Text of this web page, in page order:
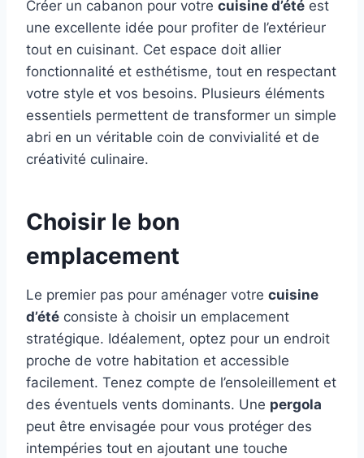
Créer un cabanon pour votre cuisine d’été est
une excellente idée pour profiter de l’extérieur
tout en cuisinant. Cet espace doit allier
fonctionnalité et esthétisme, tout en respectant
votre style et vos besoins. Plusieurs éléments
essentiels permettent de transformer un simple
abri en un véritable coin de convivialité et de
créativité culinaire.
Choisir le bon
emplacement
Le premier pas pour aménager votre cuisine
d’été consiste à choisir un emplacement
stratégique. Idéalement, optez pour un endroit
proche de votre habitation et accessible
facilement. Tenez compte de l’ensoleillement et
des éventuels vents dominants. Une pergola
peut être envisagée pour vous protéger des
intempéries tout en ajoutant une touche